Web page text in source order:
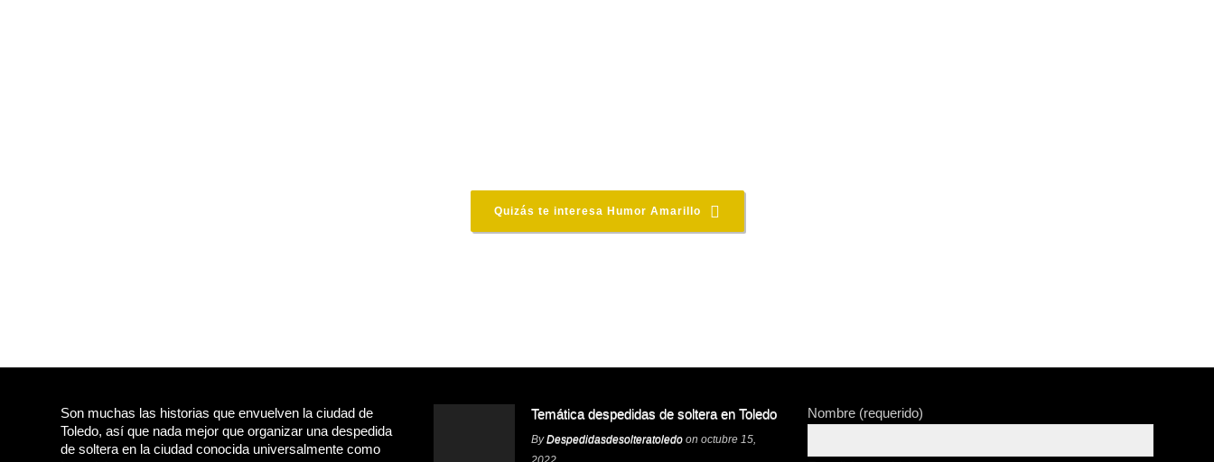
Quizás te interesa Humor Amarillo
Son muchas las historias que envuelven la ciudad de
Toledo, así que nada mejor que organizar una despedida
de soltera en la ciudad conocida universalmente como
Temática despedidas de soltera en Toledo
ByDespedidasdesolteratoledo on octubre 15,
Nombre (requerido)